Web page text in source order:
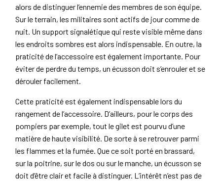
alors de distinguer l’ennemie des membres de son équipe.
Sur le terrain, les militaires sont actifs de jour comme de
nuit. Un support signalétique qui reste visible même dans
les endroits sombres est alors indispensable. En outre, la
praticité de l’accessoire est également importante. Pour
éviter de perdre du temps, un écusson doit s’enrouler et se
dérouler facilement.
Cette praticité est également indispensable lors du
rangement de l’accessoire. D’ailleurs, pour le corps des
pompiers par exemple, tout le gilet est pourvu d’une
matière de haute visibilité. De sorte à se retrouver parmi
les flammes et la fumée. Que ce soit porté en brassard,
sur la poitrine, sur le dos ou sur le manche, un écusson se
doit d’être clair et facile à distinguer. L’intérêt n’est pas de